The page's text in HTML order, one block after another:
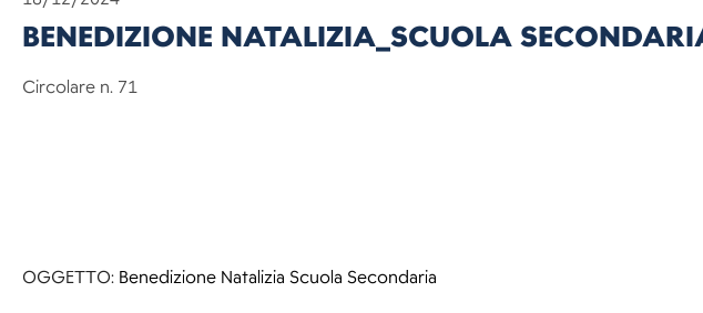
BENEDIZIONE NATALIZIA_SCUOLA
Circolare n. 71 Lesmo, 18/
OGGETTO: Benedizione Natalizia Scuola Secondaria